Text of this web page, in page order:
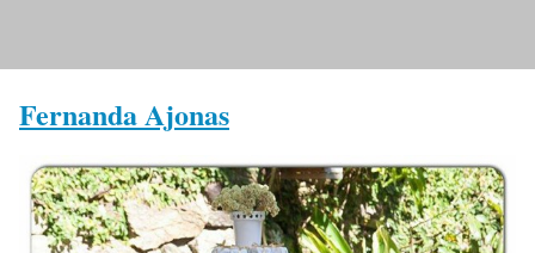
Fernanda Ajonas